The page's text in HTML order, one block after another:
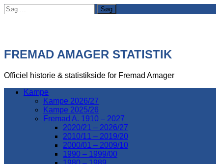
Søg
efter:
FREMAD AMAGER STATISTIK
Officiel historie & statistikside for Fremad Amager
Kampe
Kampe 2026/27
Kampe 2025/26
Fremad A. 1910 – 2027
2020/21 – 2026/27
2010/11 – 2019/20
2000/01 – 2009/10
1990 – 1999/00